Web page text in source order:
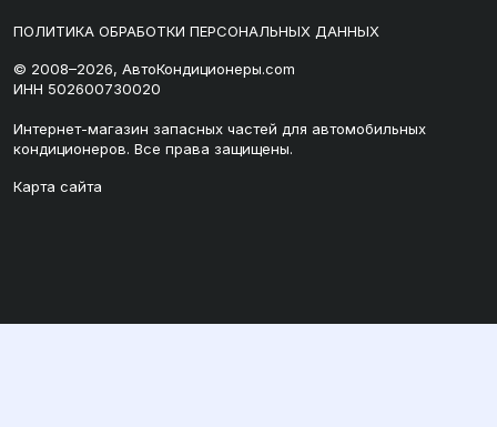
ПОЛИТИКА ОБРАБОТКИ ПЕРСОНАЛЬНЫХ ДАННЫХ
© 2008–2026, АвтоКондиционеры.com
ИНН 502600730020
Интернет-магазин запасных частей для автомобильных
кондиционеров. Все права защищены.
Карта сайта